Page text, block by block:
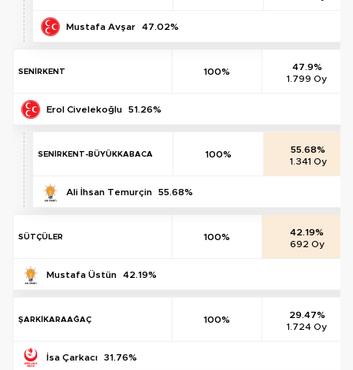
Mustafa Avşar 47.02%
SENİRKENT 100%
47.9%
1.799 Oy
Erol Civelekoğlu 51.26%
SENİRKENT-BÜYÜKKABACA 100%
55.68%
1.341 Oy
Ali İhsan Temurçin 55.68%
SÜTÇÜLER 100%
42.19%
692 Oy
Mustafa Üstün 42.19%
ŞARKİKARAAĞAÇ 100%
29.47%
1.724 Oy
İsa Çarkacı 31.76%